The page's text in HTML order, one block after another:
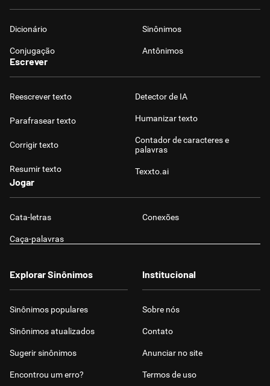
Dicionário Sinônimos
Conjugação Antônimos
Escrever
Reescrever texto
Parafrasear texto
Corrigir texto
Resumir texto
Detector de IA
Humanizar texto
Contador de caracteres e
palavras
Texxto.ai
Jogar
Cata-letras Conexões
Caça-palavras
Explorar Sinônimos
Sinônimos populares
Sinônimos atualizados
Sugerir sinônimos
Encontrou um erro?
Institucional
Sobre nós
Contato
Anunciar no site
Termos de uso